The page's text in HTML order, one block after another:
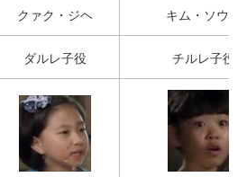
クァク・ジヘ キム・ソウン
ダルレ子役 チルレ子役